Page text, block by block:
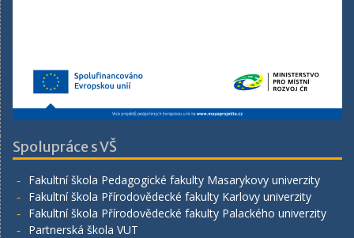
Spolupráce s VŠ
Fakultní škola Pedagogické fakulty Masarykovy univerzity
Fakultní škola Přírodovědecké fakulty Karlovy univerzity
Fakultní škola Přírodovědecké fakulty Palackého univerzity
Partnerská škola VUT